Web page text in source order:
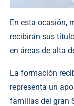
En esta ocasión,
recibirán sus
en áreas de alta
La formación
representa un
familias del gran